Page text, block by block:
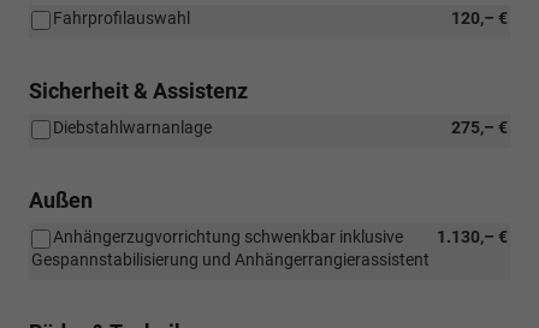
120,– €
Fahrprofilauswahl
Sicherheit & Assistenz
275,– €
Diebstahlwarnanlage
Außen
1.130,– €
Anhängerzugvorrichtung schwenkbar inklusive
Gespannstabilisierung und Anhängerrangierassistent